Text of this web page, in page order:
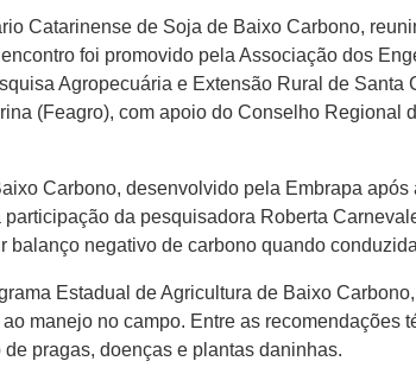
Catarinense de Soja de Baixo Carbono,
foi promovido pela Associação dos
Agropecuária e Extensão Rural de
(Feagro), com apoio do Conselho Regional
Carbono, desenvolvido pela Embrapa
da pesquisadora Roberta
negativo de carbono quando
Estadual de Agricultura de Baixo
manejo no campo. Entre as recomendações
pragas, doenças e plantas daninhas.